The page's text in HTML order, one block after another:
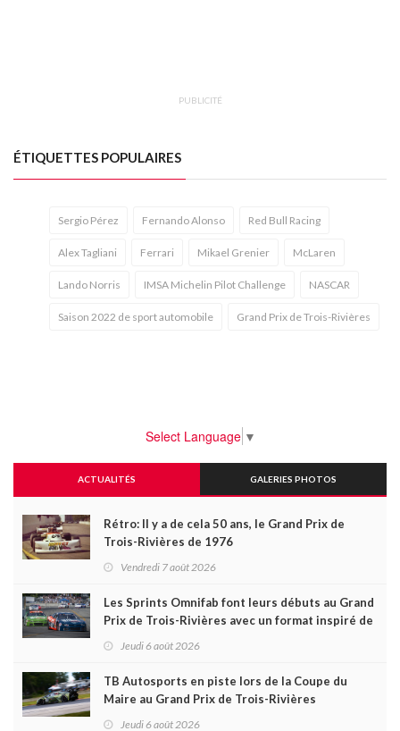
PUBLICITÉ
ÉTIQUETTES POPULAIRES
Sergio Pérez Fernando Alonso Red Bull Racing
Alex Tagliani Ferrari Mikael Grenier McLaren
Lando Norris IMSA Michelin Pilot Challenge NASCAR
Saison 2022 de sport automobile Grand Prix de Trois-Rivières
Select Language ▼
ACTUALITÉS GALERIES PHOTOS
Rétro: Il y a de cela 50 ans, le Grand Prix de
Trois-Rivières de 1976
Vendredi 7 août 2026
Les Sprints Omnifab font leurs débuts au Grand
Prix de Trois-Rivières avec un format inspiré de
Jeudi 6 août 2026
TB Autosports en piste lors de la Coupe du
Maire au Grand Prix de Trois-Rivières
Jeudi 6 août 2026